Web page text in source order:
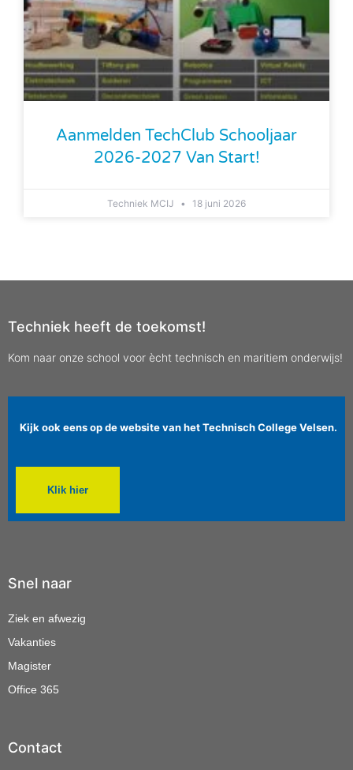
Aanmelden TechClub Schooljaar
2026-2027 Van Start!
Techniek MCIJ 18 juni 2026
Techniek heeft de toekomst!
Kom naar onze school voor ècht technisch en maritiem onderwijs!
Kijk ook eens op de website van het Technisch College Velsen.
Klik hier
Snel naar
Ziek en afwezig
Vakanties
Magister
Office 365
Contact